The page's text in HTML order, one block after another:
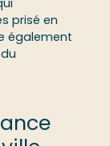
prisé en
également